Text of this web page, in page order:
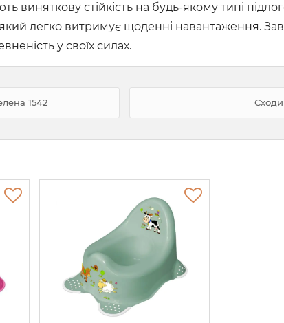
виняткову стійкість на будь-якому типі
легко витримує щоденні навантаження.
у своїх силах.
1542